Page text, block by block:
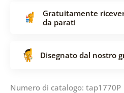
Gratuitamente
da parati
Disegnato dal nostro
Numero di catalogo: